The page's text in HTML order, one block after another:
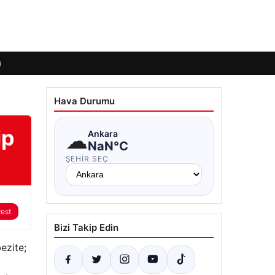
Hava Durumu
☁Ankara
NaN°C
ŞEHIR SEÇ
Bizi Takip Edin